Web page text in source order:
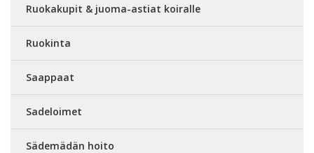
Ruokakupit & juoma-astiat koiralle
Ruokinta
Saappaat
Sadeloimet
Sädemädän hoito